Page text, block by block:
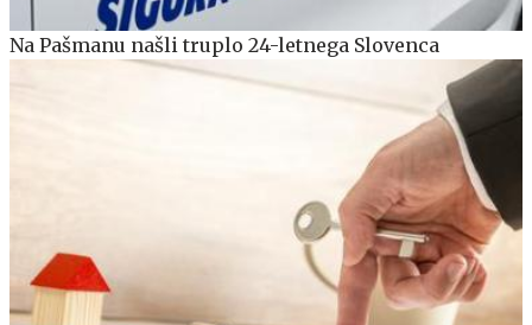
Na Pašmanu našli truplo 24-letnega Slovenca